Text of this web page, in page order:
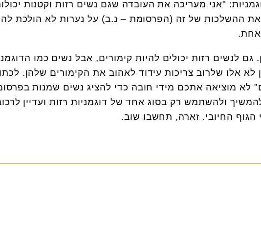
"אני מעריכה את העובדה שגם נשים רזות וקטנות
ההשלכות של זה (הפרסומת – נ.ב) על נערות לא הולכת
אחת.
גם לנשים רזות יכולים להיות קימורים, אבל נשים כמו
לא אלו שלרוב צריכות עידוד לאהוב את הקימורים שלהן.
לא מוציאה אתכם מידי חובה כדי להציג נשים שמנות
ולהשתמש רק בסוג אחד של דוגמניות רזות ועדיין
הגוף החיובי. זארה, תחשבו שוב.